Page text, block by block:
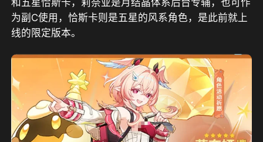
和五星恰斯卡，莉奈亚是月结晶体系后台专辅，也可作
为副C使用，恰斯卡则是五星的风系角色，是此前就上
线的限定版本。